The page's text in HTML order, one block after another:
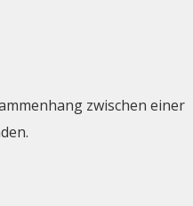
zwischen einer